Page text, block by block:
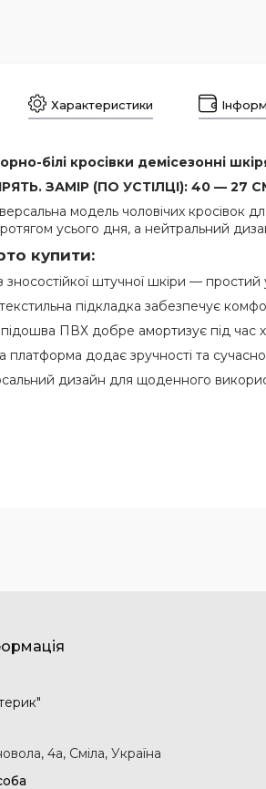
Характеристики
білі кросівки демісезонні
ЗАМІР (ПО УСТІЛЦІ): 40 —
модель чоловічих кросівок
усього дня, а нейтральний
купити:
зносостійкої штучної шкіри — простий
підкладка забезпечує
ПВХ добре амортизує під час
платформа додає зручності та
дизайн для щоденного
4а, Сміла, Україна